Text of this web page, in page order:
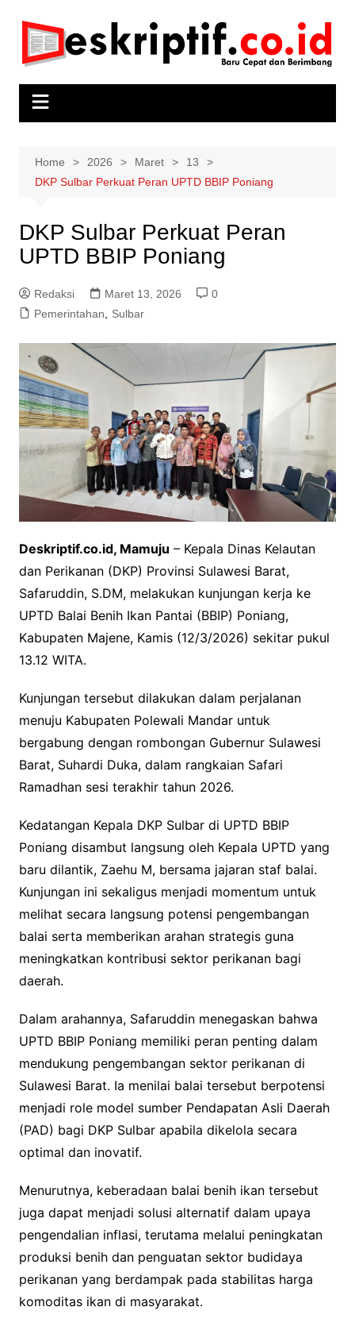
content
Home 2026 Maret
13
DKP Sulbar Perkuat Peran UPTD BBIP Poniang
DKP Sulbar Perkuat Peran
UPTD BBIP Poniang
Redaksi Maret 13, 2026
0
Pemerintahan
Sulbar
Deskriptif.co.id, Mamuju – Kepala Dinas Kelautan
dan Perikanan (DKP) Provinsi Sulawesi Barat,
Safaruddin, S.DM, melakukan kunjungan kerja ke
UPTD Balai Benih Ikan Pantai (BBIP) Poniang,
Kabupaten Majene, Kamis (12/3/2026) sekitar pukul
13.12 WITA.
Kunjungan tersebut dilakukan dalam perjalanan
menuju Kabupaten Polewali Mandar untuk
bergabung dengan rombongan Gubernur Sulawesi
Barat, Suhardi Duka, dalam rangkaian Safari
Ramadhan sesi terakhir tahun 2026.
Kedatangan Kepala DKP Sulbar di UPTD BBIP
Poniang disambut langsung oleh Kepala UPTD yang
baru dilantik, Zaehu M, bersama jajaran staf balai.
Kunjungan ini sekaligus menjadi momentum untuk
melihat secara langsung potensi pengembangan
balai serta memberikan arahan strategis guna
meningkatkan kontribusi sektor perikanan bagi
daerah.
Dalam arahannya, Safaruddin menegaskan bahwa
UPTD BBIP Poniang memiliki peran penting dalam
mendukung pengembangan sektor perikanan di
Sulawesi Barat. Ia menilai balai tersebut berpotensi
menjadi role model sumber Pendapatan Asli Daerah
(PAD) bagi DKP Sulbar apabila dikelola secara
optimal dan inovatif.
Menurutnya, keberadaan balai benih ikan tersebut
juga dapat menjadi solusi alternatif dalam upaya
pengendalian inflasi, terutama melalui peningkatan
produksi benih dan penguatan sektor budidaya
perikanan yang berdampak pada stabilitas harga
komoditas ikan di masyarakat.